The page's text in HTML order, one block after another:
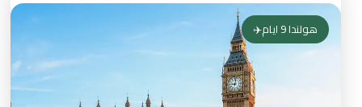
هولندا 9 ايام✈️